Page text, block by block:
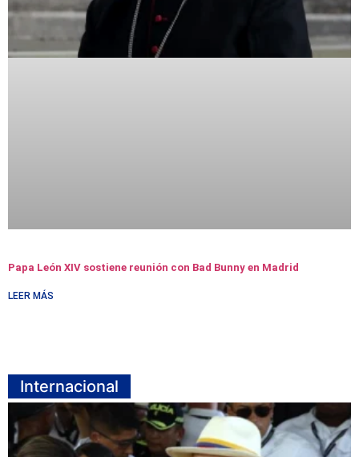
Papa León XIV sostiene reunión con Bad Bunny en Madrid
LEER MÁS
Internacional